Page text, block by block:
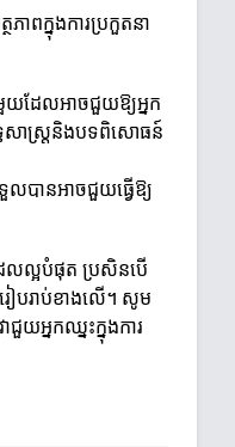
ភាពក្នុងការប្រកួតនា
មួយដែលអាចជួយឱ្យអ្នក
សាស្ត្រនិងបទពិសោធន៍
លបានអាចជួយធ្វើឱ្យ
ែលល្អបំផុត ប្រសិនបើ
ៀបរាប់ខាងលើ។ សូម
យអ្នកឈ្នះក្នុងការ